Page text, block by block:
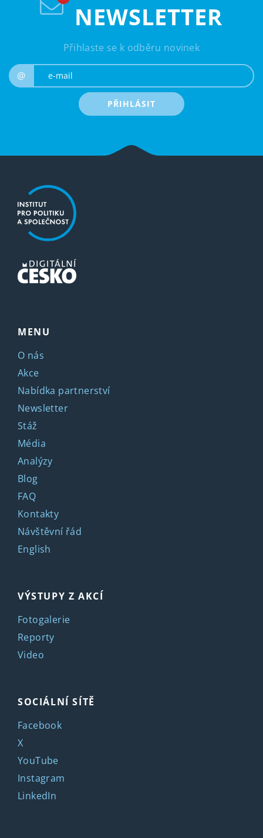
NEWSLETTER
Přihlaste se k odběru novinek
@
PŘIHLÁSIT
MENU
O nás
Akce
Nabídka partnerství
Newsletter
Stáž
Média
Analýzy
Blog
FAQ
Kontakty
Návštěvní řád
English
VÝSTUPY Z AKCÍ
Fotogalerie
Reporty
Video
SOCIÁLNÍ SÍTĚ
Facebook
X
YouTube
Instagram
LinkedIn